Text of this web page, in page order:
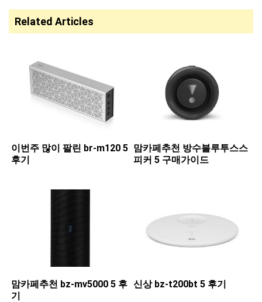
Related Articles
이번주 많이 팔린 ​br-m120 5
후기
맘카페추천 ​방수블루투스스
피커 5 구매가이드
맘카페추천 ​bz-mv5000 5 후
기
신상 ​bz-t200bt 5 후기